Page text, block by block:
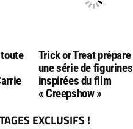
Trick or Treat prépare
une série de figurines
inspirées du film
« Creepshow »
EXCLUSIFS !